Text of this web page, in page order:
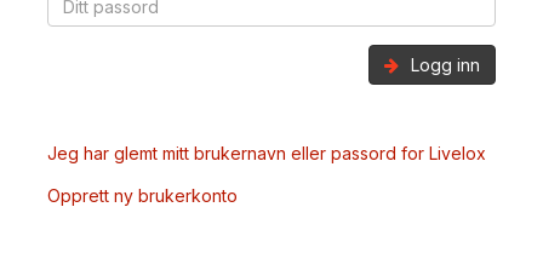
Logg inn
Jeg har glemt mitt brukernavn eller passord for Livelox
Opprett ny brukerkonto